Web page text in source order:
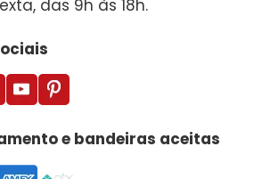
das 9h às 18h.
e bandeiras aceitas